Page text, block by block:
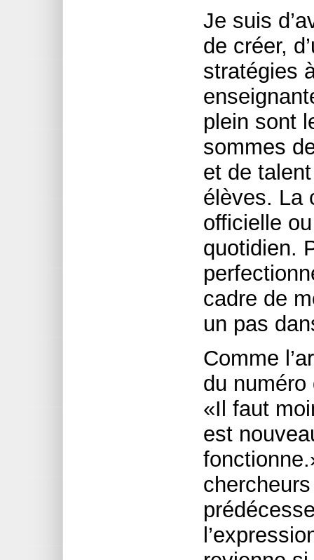
Je suis
de créer,
stratégies
plein sont
sommes
et de
élèves. La
officielle
quotidien.
cadre de
un pas
Comme
du
«Il faut
est